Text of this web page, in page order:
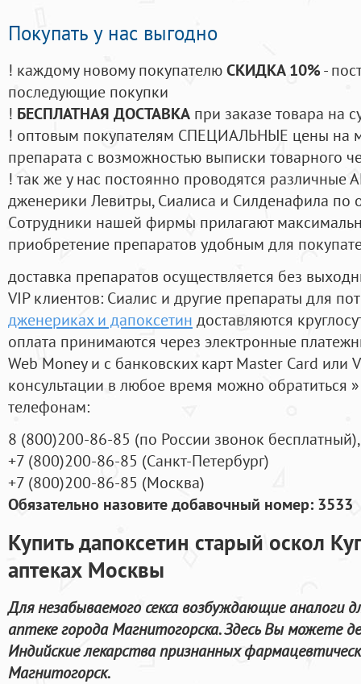
Покупать у нас выгодно
! каждому новому покупателюСКИДКА 10%-
последующие покупки
! БЕСПЛАТНАЯ ДОСТАВКА при заказе товара на
! оптовым покупателям СПЕЦИАЛЬНЫЕ цены на
препарата с возможностью выписки товарного
! так же у нас постоянно проводятся
дженерики Левитры, Сиалиса и Силденафила по
Cотрудники нашей фирмы прилагают
приобретение препаратов удобным для
доставка препаратов осуществляется без
VIP клиентов: Сиалис и другие препараты для
дженериках и дапоксетин доставляются
оплата принимаются через электронные
Web Money и с банковских карт Master Card или
консультации в любое время можно обратиться
телефонам:
8 (800)200-86-85 (по России звонок бесплатный),
+7 (800)200-86-85 (Санкт-Петербург)
+7 (800)200-86-85 (Москва)
Обязательно назовите добавочный номер: 3533
Купить дапоксетин старый оскол
аптеках Москвы
Для незабываемого секса возбуждающие аналоги
аптеке города Магнитогорска. Здесь Вы можете
Индийские лекарства признанных
Магнитогорск.